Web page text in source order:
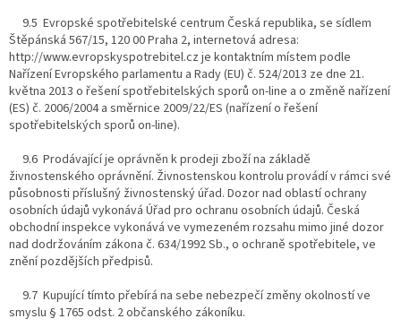
9.5 Evropské spotřebitelské centrum Česká republika, se sídlem
Štěpánská 567/15, 120 00 Praha 2, internetová adresa:
http://www.evropskyspotrebitel.cz je kontaktním místem podle
Nařízení Evropského parlamentu a Rady (EU) č. 524/2013 ze dne 21.
května 2013 o řešení spotřebitelských sporů on-line a o změně nařízení
(ES) č. 2006/2004 a směrnice 2009/22/ES (nařízení o řešení
spotřebitelských sporů on-line).
9.6 Prodávající je oprávněn k prodeji zboží na základě
živnostenského oprávnění. Živnostenskou kontrolu provádí v rámci své
působnosti příslušný živnostenský úřad. Dozor nad oblastí ochrany
osobních údajů vykonává Úřad pro ochranu osobních údajů. Česká
obchodní inspekce vykonává ve vymezeném rozsahu mimo jiné dozor
nad dodržováním zákona č. 634/1992 Sb., o ochraně spotřebitele, ve
znění pozdějších předpisů.
9.7 Kupující tímto přebírá na sebe nebezpečí změny okolností ve
smyslu § 1765 odst. 2 občanského zákoníku.